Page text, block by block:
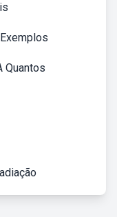
Quantos